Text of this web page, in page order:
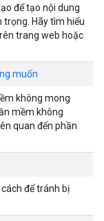
để tạo nội dung
Hãy tìm hiểu
trang web hoặc
muốn
không mong
mềm không
quan đến phần
để tránh bị